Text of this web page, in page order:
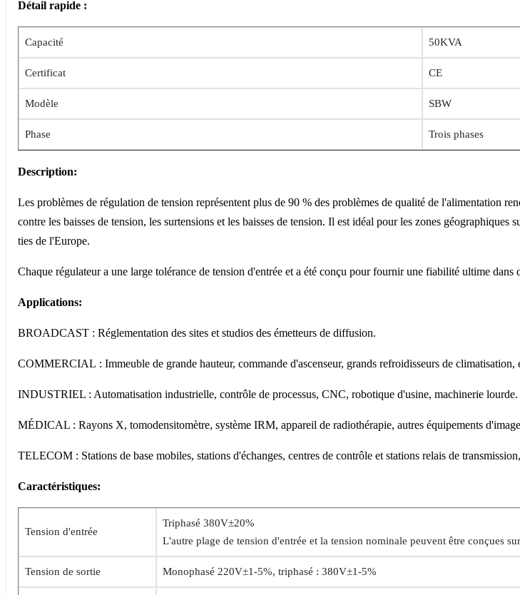
Détail rapide :
Capacité 50KVA
Certificat CE
Modèle SBW
Phase Trois phases
Description:
Les problèmes de régulation de tension représentent plus de 90 % des problèmes de qualité de l'alimentation
contre les baisses de tension, les surtensions et les baisses de tension. Il est idéal pour les zones
ties de l'Europe.
Chaque régulateur a une large tolérance de tension d'entrée et a été conçu pour fournir une fiabilité ultime
Applications:
BROADCAST : Réglementation des sites et studios des émetteurs de diffusion.
COMMERCIAL : Immeuble de grande hauteur, commande d'ascenseur, grands refroidisseurs de climatisation,
INDUSTRIEL : Automatisation industrielle, contrôle de processus, CNC, robotique d'usine, machinerie lourde.
MÉDICAL : Rayons X, tomodensitomètre, système IRM, appareil de radiothérapie, autres équipements
TELECOM : Stations de base mobiles, stations d'échanges, centres de contrôle et stations relais de
Caractéristiques:
Tension d'entrée
Triphasé 380V±20%
L'autre plage de tension d'entrée et la tension nominale peuvent être conçues
Tension de sortie Monophasé 220V±1-5%, triphasé : 380V±1-5%